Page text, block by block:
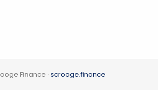
Finance · scrooge.finance